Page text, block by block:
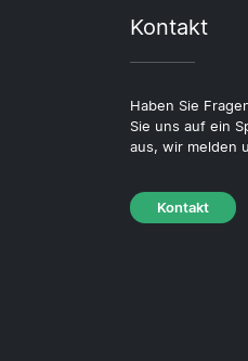
Kontakt
Haben Sie
Sie uns auf ein
aus, wir melden
Kontakt